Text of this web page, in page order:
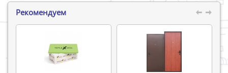
Рекомендуем